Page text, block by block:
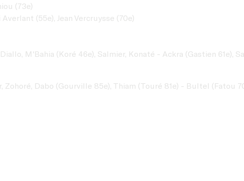
(73e)
(55e), Jean Vercruysse (70e)
M'Bahia (Koré 46e), Salmier, Konaté - Ackra (Gastien 61e),
Zohoré, Dabo (Gourville 85e), Thiam (Touré 81e) - Bultel (Fatou